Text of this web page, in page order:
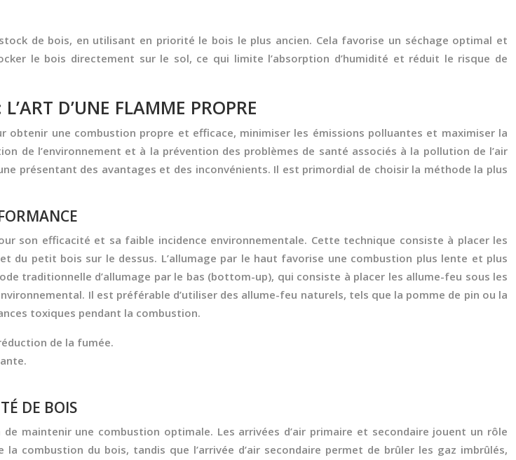
de bois, en utilisant en priorité le bois le plus ancien. Cela favorise un séchage optimal et
le bois directement sur le sol, ce qui limite l’absorption d’humidité et réduit le risque de
D’UNE FLAMME PROPRE
une combustion propre et efficace, minimiser les émissions polluantes et maximiser la
de l’environnement et à la prévention des problèmes de santé associés à la pollution de l’air
présentant des avantages et des inconvénients. Il est primordial de choisir la méthode la plus
son efficacité et sa faible incidence environnementale. Cette technique consiste à placer les
du petit bois sur le dessus. L’allumage par le haut favorise une combustion plus lente et plus
traditionnelle d’allumage par le bas (bottom-up), qui consiste à placer les allume-feu sous les
Il est préférable d’utiliser des allume-feu naturels, tels que la pomme de pin ou la
toxiques pendant la combustion.
de la fumée.
DE BOIS
maintenir une combustion optimale. Les arrivées d’air primaire et secondaire jouent un rôle
combustion du bois, tandis que l’arrivée d’air secondaire permet de brûler les gaz imbrûlés,